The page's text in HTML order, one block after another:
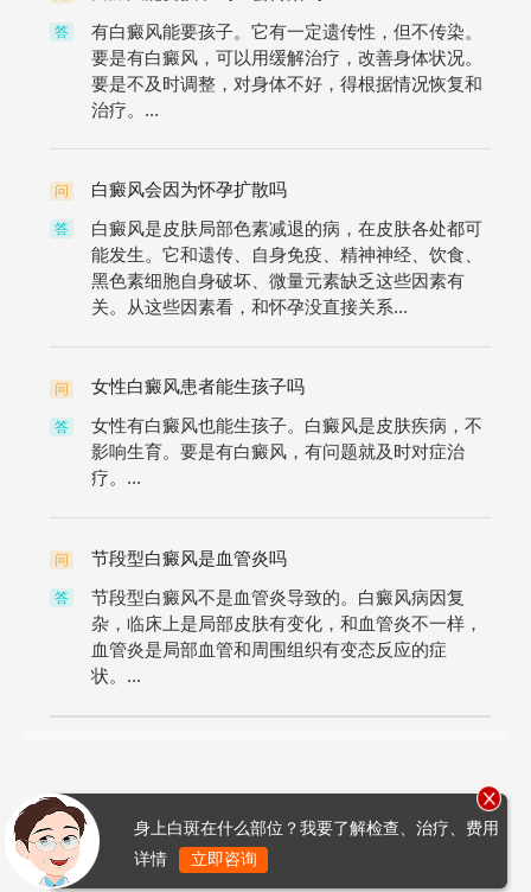
答
有白癜风能要孩子。它有一定遗传性，但不传染。
要是有白癜风，可以用缓解治疗，改善身体状况。
要是不及时调整，对身体不好，得根据情况恢复和
治疗。...
问 白癜风会因为怀孕扩散吗
答
白癜风是皮肤局部色素减退的病，在皮肤各处都可
能发生。它和遗传、自身免疫、精神神经、饮食、
黑色素细胞自身破坏、微量元素缺乏这些因素有
关。从这些因素看，和怀孕没直接关系...
问 女性白癜风患者能生孩子吗
答
女性有白癜风也能生孩子。白癜风是皮肤疾病，不
影响生育。要是有白癜风，有问题就及时对症治
疗。...
问 节段型白癜风是血管炎吗
答
节段型白癜风不是血管炎导致的。白癜风病因复
杂，临床上是局部皮肤有变化，和血管炎不一样，
血管炎是局部血管和周围组织有变态反应的症
状。...
身上白斑在什么部位？我要了解检查、治疗、费用
详情
立即咨询